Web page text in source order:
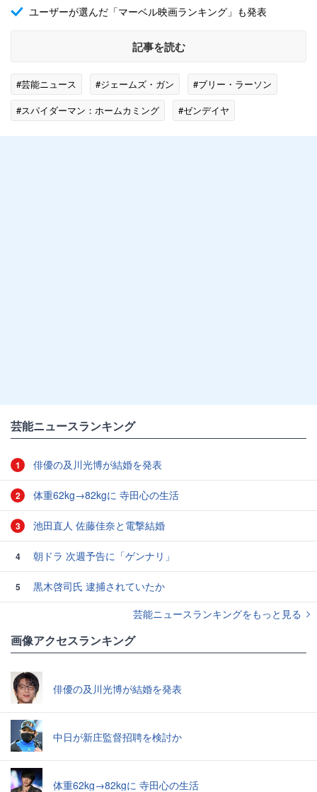
ユーザーが選んだ「マーベル映画ランキング」も発表
記事を読む
#芸能ニュース #ジェームズ・ガン
#ブリー・ラーソン
#スパイダーマン：ホームカミング
#ゼンデイヤ
芸能ニュースランキング
1 俳優の及川光博が結婚を発表
2 体重62kg→82kgに 寺田心の生活
3 池田直人 佐藤佳奈と電撃結婚
4 朝ドラ 次週予告に「ゲンナリ」
5
黒木啓司氏 逮捕されていたか
芸能ニュースランキングをもっと見る
画像アクセスランキング
俳優の及川光博が結婚を発表
中日が新庄監督招聘を検討か
体重62kg→82kgに 寺田心の生活